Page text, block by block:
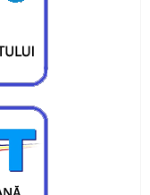
CS Ceahlăul
de bronz
sunt campioni